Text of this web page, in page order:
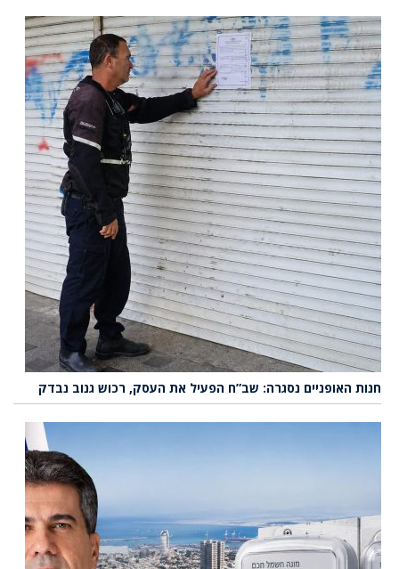
חנות האופניים נסגרה: שב”ח הפעיל את העסק, רכוש גנוב נבדק